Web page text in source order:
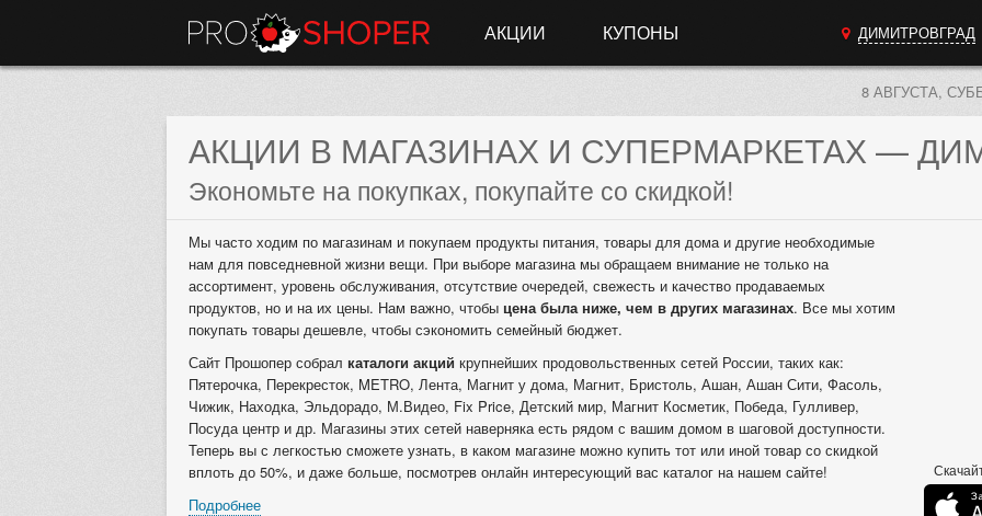
АКЦИИ КУПОНЫ ДИМИТРОВГРАД
8 АВГУСТА,
АКЦИИ В МАГАЗИНАХ И СУПЕРМАРКЕТАХ —
Экономьте на покупках, покупайте со скидкой!
Мы часто ходим по магазинам и покупаем продукты питания, товары для дома и другие необходимые
нам для повседневной жизни вещи. При выборе магазина мы обращаем внимание не только на
ассортимент, уровень обслуживания, отсутствие очередей, свежесть и качество продаваемых
продуктов, но и на их цены. Нам важно, чтобы цена была ниже, чем в других магазинах. Все мы хотим
покупать товары дешевле, чтобы сэкономить семейный бюджет.
Сайт Прошопер собрал каталоги акций крупнейших продовольственных сетей России, таких как:
Пятерочка, Перекресток, METRO, Лента, Магнит у дома, Магнит, Бристоль, Ашан, Ашан Сити, Фасоль,
Чижик, Находка, Эльдорадо, М.Видео, Fix Price, Детский мир, Магнит Косметик, Победа, Гулливер,
Посуда центр и др. Магазины этих сетей наверняка есть рядом с вашим домом в шаговой доступности.
Теперь вы с легкостью сможете узнать, в каком магазине можно купить тот или иной товар со скидкой
вплоть до 50%, и даже больше, посмотрев онлайн интересующий вас каталог на нашем сайте!
Подробнее